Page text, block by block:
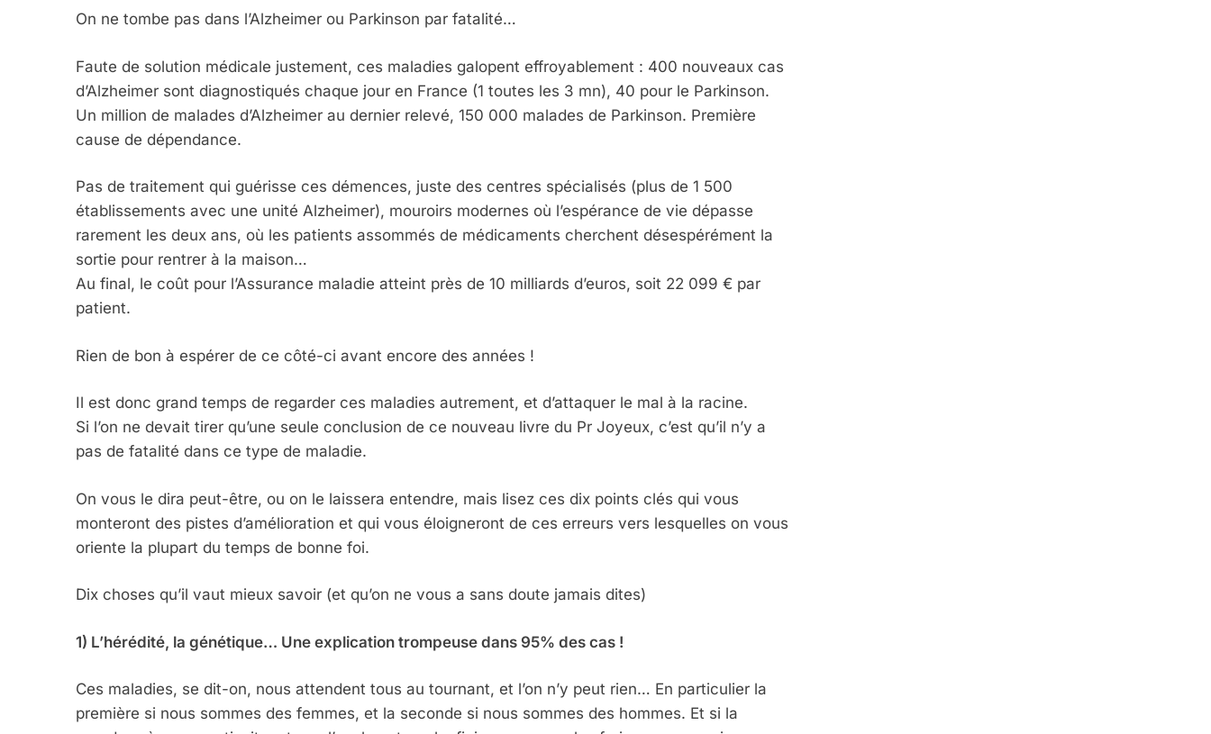
On ne tombe pas dans l’Alzheimer ou Parkinson par fatalité…
Faute de solution médicale justement, ces maladies galopent effroyablement : 400 nouveaux cas
d’Alzheimer sont diagnostiqués chaque jour en France (1 toutes les 3 mn), 40 pour le Parkinson.
Un million de malades d’Alzheimer au dernier relevé, 150 000 malades de Parkinson. Première
cause de dépendance.
Pas de traitement qui guérisse ces démences, juste des centres spécialisés (plus de 1 500
établissements avec une unité Alzheimer), mouroirs modernes où l’espérance de vie dépasse
rarement les deux ans, où les patients assommés de médicaments cherchent désespérément la
sortie pour rentrer à la maison…
Au final, le coût pour l’Assurance maladie atteint près de 10 milliards d’euros, soit 22 099 € par
patient.
Rien de bon à espérer de ce côté-ci avant encore des années !
Il est donc grand temps de regarder ces maladies autrement, et d’attaquer le mal à la racine.
Si l’on ne devait tirer qu’une seule conclusion de ce nouveau livre du Pr Joyeux, c’est qu’il n’y a
pas de fatalité dans ce type de maladie.
On vous le dira peut-être, ou on le laissera entendre, mais lisez ces dix points clés qui vous
monteront des pistes d’amélioration et qui vous éloigneront de ces erreurs vers lesquelles on vous
oriente la plupart du temps de bonne foi.
Dix choses qu’il vaut mieux savoir (et qu’on ne vous a sans doute jamais dites)
1) L’hérédité, la génétique… Une explication trompeuse dans 95% des cas !
Ces maladies, se dit-on, nous attendent tous au tournant, et l’on n’y peut rien… En particulier la
première si nous sommes des femmes, et la seconde si nous sommes des hommes. Et si la